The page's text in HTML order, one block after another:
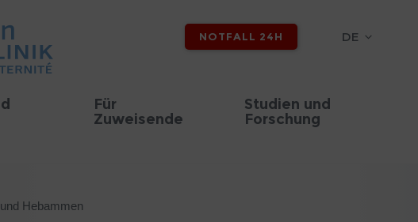
NOTFALL 24H DE
Für
Zuweisende
Studien und
Forschung
Hebammen